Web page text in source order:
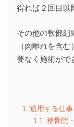
得れば２回目以
その他の軟部組
（肉離れを含
要なく施術がで
1. 適用する仕事
1.1. 整骨院